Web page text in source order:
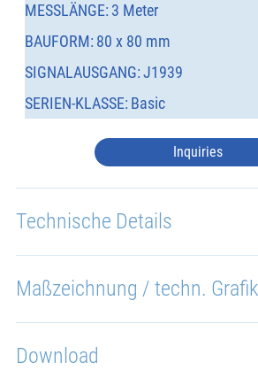
MESSLÄNGE: 3 Meter
BAUFORM: 80 x 80 mm
SIGNALAUSGANG: J1939
SERIEN-KLASSE: Basic
Inquiries
Technische Details
Maßzeichnung / techn.
Download